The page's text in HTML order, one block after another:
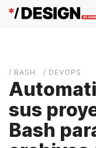
/ BASH / DEVOPS
sus
Bash